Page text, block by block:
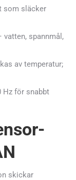
som släcker
vatten, spannmål,
av temperatur;
Hz för snabbt
skickar